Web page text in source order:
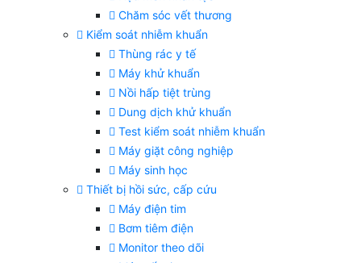
Chăm sóc vết thương
Kiểm soát nhiễm khuẩn
Thùng rác y tế
Máy khử khuẩn
Nồi hấp tiệt trùng
Dung dịch khử khuẩn
Test kiểm soát nhiễm khuẩn
Máy giặt công nghiệp
Máy sinh học
Thiết bị hồi sức, cấp cứu
Máy điện tim
Bơm tiêm điện
Monitor theo dõi